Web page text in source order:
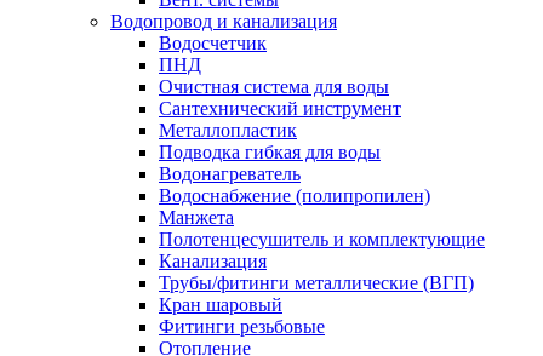
Водопровод и канализация
Водосчетчик
ПНД
Очистная система для воды
Сантехнический инструмент
Металлопластик
Подводка гибкая для воды
Водонагреватель
Водоснабжение (полипропилен)
Манжета
Полотенцесушитель и комплектующие
Канализация
Трубы/фитинги металлические (ВГП)
Кран шаровый
Фитинги резьбовые
Отопление